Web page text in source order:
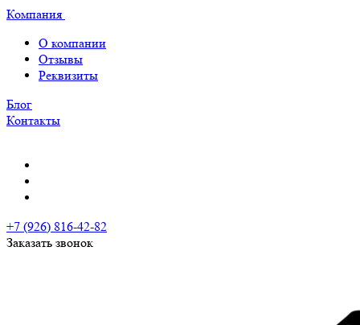
Компания
О компании
Отзывы
Реквизиты
Блог
Контакты
+7 (926) 816-42-82
Заказать звонок